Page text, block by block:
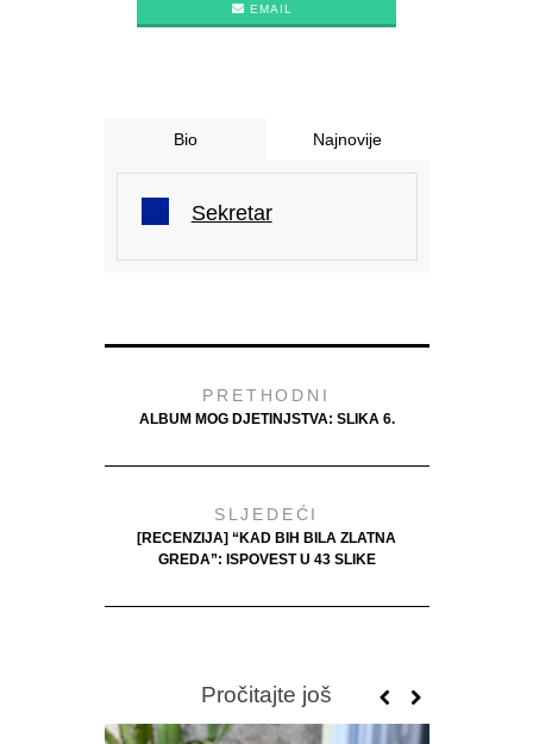
EMAIL
Bio Najnovije
Sekretar
PRETHODNI
ALBUM MOG DJETINJSTVA: SLIKA 6.
SLJEDEĆI
[RECENZIJA] “KAD BIH BILA ZLATNA
GREDA”: ISPOVEST U 43 SLIKE
Pročitajte još